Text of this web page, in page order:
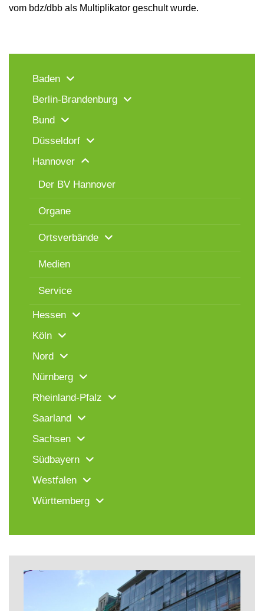
vom bdz/dbb als Multiplikator geschult wurde.
Baden
Berlin-Brandenburg
Bund
Düsseldorf
Hannover
Der BV Hannover
Organe
Ortsverbände
Medien
Service
Hessen
Köln
Nord
Nürnberg
Rheinland-Pfalz
Saarland
Sachsen
Südbayern
Westfalen
Württemberg